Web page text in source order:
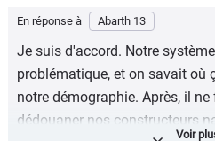
Et je pourrais prendre d'autres
nombre de jours de congés
20 années de travail ), etc, etc...
En résumé, sortez de chez
En réponse à Abarth 13
Je suis d'accord. Notre
problématique, et on savait où
notre démographie. Après, il
dédouaner nos constructeurs